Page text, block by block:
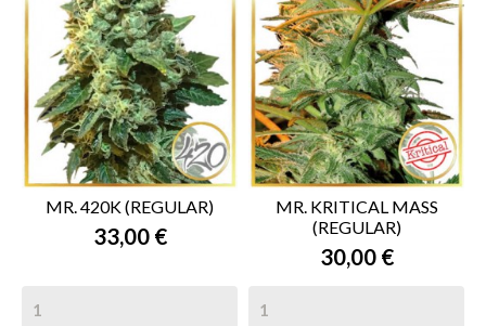
MR. 420K (REGULAR)
33,00 €
MR. KRITICAL MASS
(REGULAR)
30,00 €